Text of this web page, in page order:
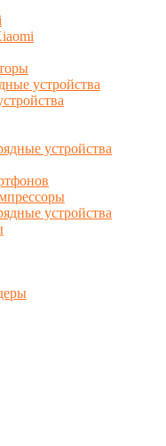
устройства
устройства
устройства